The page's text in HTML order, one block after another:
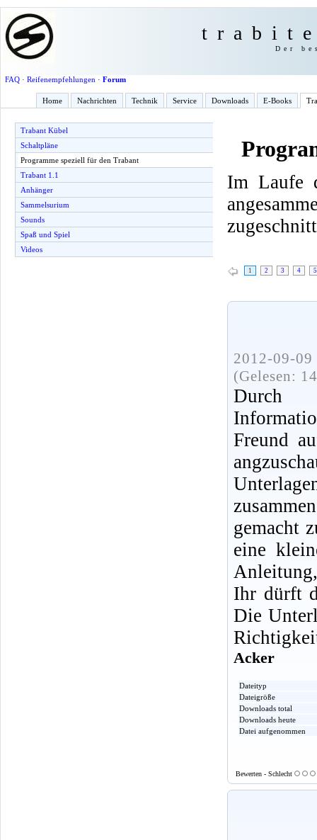
Der
FAQ· Reifenempfehlungen · Forum
Home Nachrichten Technik Service Downloads E-Books
Trabant Kübel
Schaltpläne
Programme speziell für den Trabant
Trabant 1.1
Anhänger
Sammelsurium
Sounds
Spaß und Spiel
Videos
Im Laufe
1 2 3 4 5
2012-09-
(Gelesen:
Durch
Freund
gemacht
eine
Ihr dürft
Die
Acker
Dateityp
Dateigröße
Downloads total
Downloads heute
Datei aufgenommen
Bewerten - Schlecht